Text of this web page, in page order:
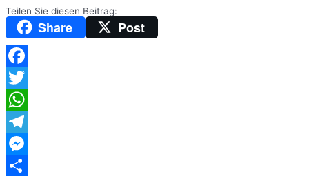
Teilen Sie diesen Beitrag:
Share Post
Facebook
Twitter
WhatsApp
Telegram
Messenger